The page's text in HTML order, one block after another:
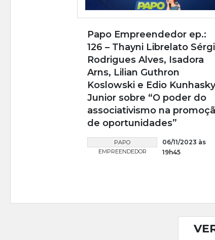
Papo Empreendedor ep.:
126 – Thayni Librelato
Rodrigues Alves, Isadora
Arns, Lilian Guthron
Koslowski e Edio Kunhasky
Junior sobre “O poder do
associativismo na
de oportunidades”
PAPO
EMPREENDEDOR
06/11/2023 às
19h45